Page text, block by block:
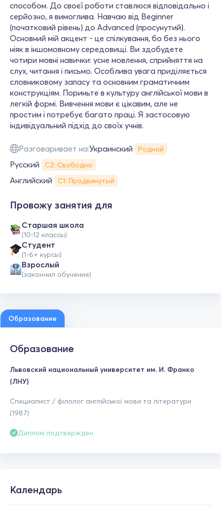
способом. До своєї роботи ставлюся відповідально і
серйозно, я вимоглива. Навчаю від Beginner
(початковий рівень) до Advanced (просунутий).
Основний мій акцент - це спілкування, бо без нього
ніяк в іншомовному середовищі. Ви здобудете
чотири мовні навички: усне мовлення, сприйняття на
слух, читання і письмо. Особлива увага приділяється
словниковому запасу та основним граматичним
конструкціям. Пориньте в культуру англійської мови в
легкій формі. Вивчення мови є цікавим, але не
простим і потребує багато праці. Я застосовую
індивідуальний підхід до своїх учнів.
Разговаривает на:Украинский Родной
Русский С2: Свободно
Английский С1: Продвинутый
Провожу занятия для
Cтаршая школа
(10-12 классы)
Студент
(1-6+ курсы)
Взрослый
(закончил обучение)
Образование
Образование
Львовский национальный университет им. И. Франко
(ЛНУ)
Специалист / філолог англійської мови та літератури
(1987)
Диплом подтвержден
Календарь